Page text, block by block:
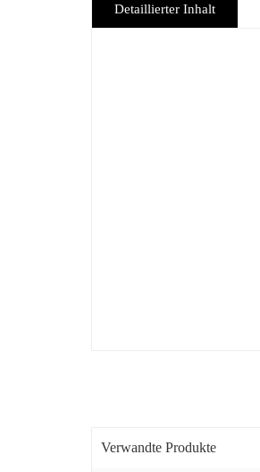
Detaillierter Inhalt
Verwandte Produkte